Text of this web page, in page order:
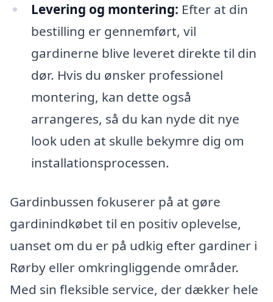
Levering og montering: Efter at din
bestilling er gennemført, vil
gardinerne blive leveret direkte til din
dør. Hvis du ønsker professionel
montering, kan dette også
arrangeres, så du kan nyde dit nye
look uden at skulle bekymre dig om
installationsprocessen.
Gardinbussen fokuserer på at gøre
gardinindkøbet til en positiv oplevelse,
uanset om du er på udkig efter gardiner i
Rørby eller omkringliggende områder.
Med sin fleksible service, der dækker hele